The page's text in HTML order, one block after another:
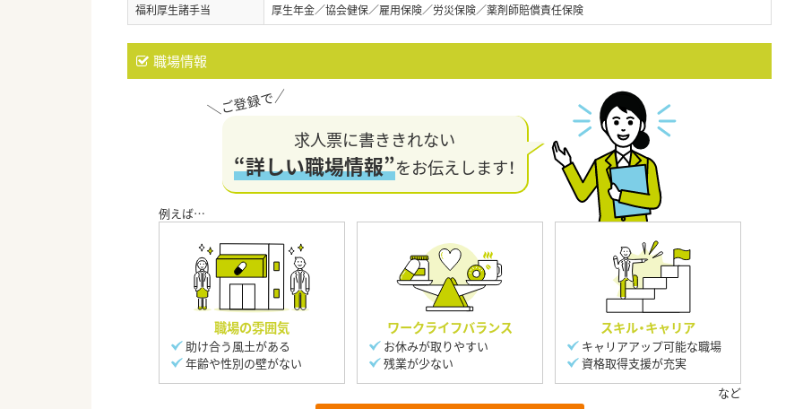
福利厚生諸手当
厚生年金／協会健保／雇用保険／労災保険／薬剤師賠償責任保険
職場情報
求人票に書ききれない
“詳しい職場情報”をお伝えします！
職場の雰囲気
助け合う風土がある
年齢や性別の壁がない
ワークライフバランス
お休みが取りやすい
残業が少ない
スキル・キャリア
キャリアアップ可能な職場
資格取得支援が充実